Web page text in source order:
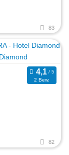
83
2 Bew.
82